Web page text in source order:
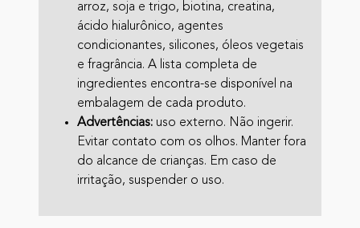
arroz, soja e trigo, biotina, creatina,
ácido hialurônico, agentes
condicionantes, silicones, óleos vegetais
e fragrância. A lista completa de
ingredientes encontra-se disponível na
embalagem de cada produto.
Advertências: uso externo. Não ingerir.
Evitar contato com os olhos. Manter fora
do alcance de crianças. Em caso de
irritação, suspender o uso.